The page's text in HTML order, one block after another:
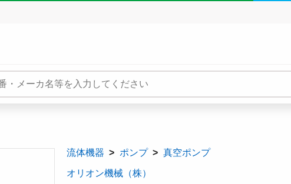
流体機器 ポンプ 真空ポンプ
オリオン機械（株）